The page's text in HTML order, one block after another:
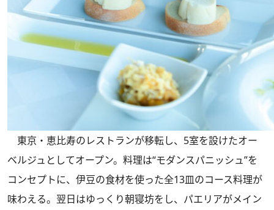
東京・恵比寿のレストランが移転し、5室を設けたオー
ベルジュとしてオープン。料理は“モダンスパニッシュ”を
コンセプトに、伊豆の食材を使った全13皿のコース料理が
味わえる。翌日はゆっくり朝寝坊をし、パエリアがメイン